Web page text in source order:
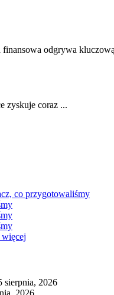
odgrywa
zyskuje coraz ...
co przygotowaliśmy
sierpnia, 2026